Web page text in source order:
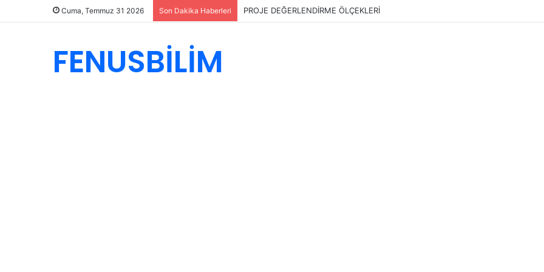
Cuma, Temmuz 31 2026 Son Dakika Haberleri PROJE DEĞERLENDİRME ÖLÇEKLERİ
FENUSBİLİM